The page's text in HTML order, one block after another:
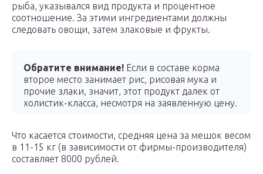
рыба, указывался вид продукта и процентное
соотношение. За этими ингредиентами должны
следовать овощи, затем злаковые и фрукты.
Обратите внимание! Если в составе корма
второе место занимает рис, рисовая мука и
прочие злаки, значит, этот продукт далек от
холистик-класса, несмотря на заявленную цену.
Что касается стоимости, средняя цена за мешок весом
в 11-15 кг (в зависимости от фирмы-производителя)
составляет 8000 рублей.